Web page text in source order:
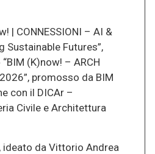
| CONNESSIONI – AI &
Futures”,
(K)now! – ARCH
promosso da BIM
con il DICAr –
Civile e Architettura
ideato da Vittorio Andrea